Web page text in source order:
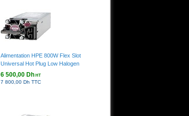
Alimentation HPE 800W Flex Slot
Universal Hot Plug Low Halogen
6 500,00 DhHT
7 800,00 Dh TTC